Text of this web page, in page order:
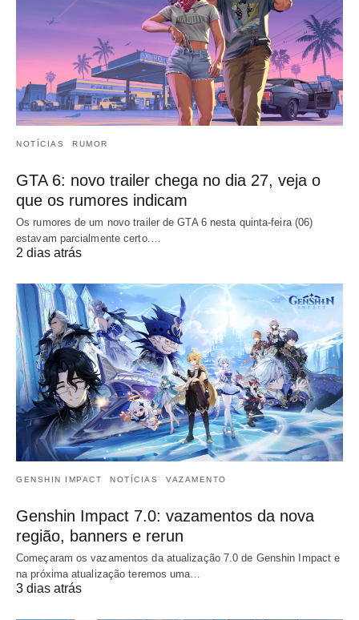
NOTÍCIAS RUMOR
GTA 6: novo trailer chega no dia 27, veja o
que os rumores indicam
Os rumores de um novo trailer de GTA 6 nesta quinta-feira (06)
estavam parcialmente certo.…
2 dias atrás
GENSHIN IMPACT NOTÍCIAS VAZAMENTO
Genshin Impact 7.0: vazamentos da nova
região, banners e rerun
Começaram os vazamentos da atualização 7.0 de Genshin Impact e
na próxima atualização teremos uma…
3 dias atrás